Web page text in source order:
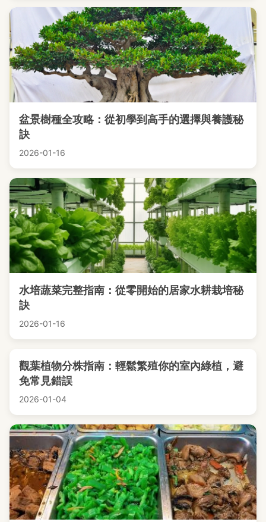
盆景樹種全攻略：從初學到高手的選擇與養護秘
訣
2026-01-16
水培蔬菜完整指南：從零開始的居家水耕栽培秘
訣
2026-01-16
觀葉植物分株指南：輕鬆繁殖你的室內綠植，避
免常見錯誤
2026-01-04